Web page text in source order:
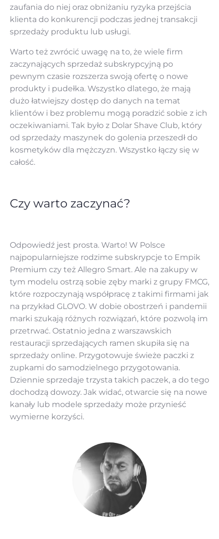
zaufania do niej oraz obniżaniu ryzyka przejścia
klienta do konkurencji podczas jednej transakcji
sprzedaży produktu lub usługi.
Warto też zwrócić uwagę na to, że wiele firm
zaczynających sprzedaż subskrypcyjną po
pewnym czasie rozszerza swoją ofertę o nowe
produkty i pudełka. Wszystko dlatego, że mają
dużo łatwiejszy dostęp do danych na temat
klientów i bez problemu mogą poradzić sobie z ich
oczekiwaniami. Tak było z Dolar Shave Club, który
od sprzedaży maszynek do golenia przeszedł do
kosmetyków dla mężczyzn. Wszystko łączy się w
całość.
Czy warto zaczynać?
Odpowiedź jest prosta. Warto! W Polsce
najpopularniejsze rodzime subskrypcje to Empik
Premium czy też Allegro Smart. Ale na zakupy w
tym modelu ostrzą sobie zęby marki z grupy FMCG,
które rozpoczynają współpracę z takimi firmami jak
na przykład GLOVO. W dobie obostrzeń i pandemii
marki szukają różnych rozwiązań, które pozwolą im
przetrwać. Ostatnio jedna z warszawskich
restauracji sprzedających ramen skupiła się na
sprzedaży online. Przygotowuje świeże paczki z
zupkami do samodzielnego przygotowania.
Dziennie sprzedaje trzysta takich paczek, a do tego
dochodzą dowozy. Jak widać, otwarcie się na nowe
kanały lub modele sprzedaży może przynieść
wymierne korzyści.